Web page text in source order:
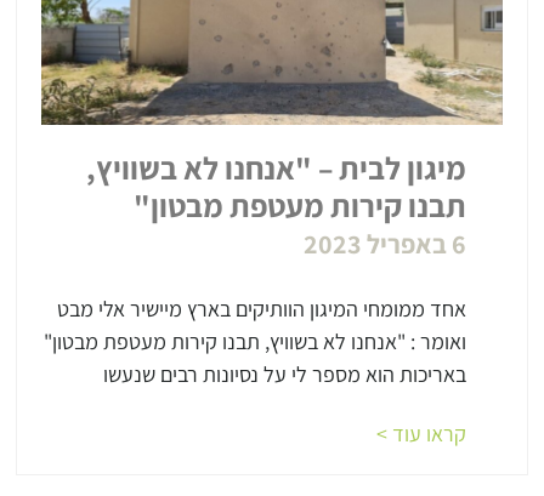
מיגון לבית – "אנחנו לא בשוויץ,
תבנו קירות מעטפת מבטון"
6 באפריל 2023
אחד ממומחי המיגון הוותיקים בארץ מיישיר אלי מבט
ואומר : "אנחנו לא בשוויץ, תבנו קירות מעטפת מבטון"
באריכות הוא מספר לי על נסיונות רבים שנעשו
קראו עוד >